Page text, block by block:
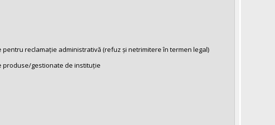
reclamație administrativă (refuz și netrimitere în termen legal)
produse/gestionate de instituție